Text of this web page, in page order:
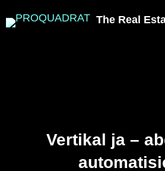
The Real
Vertikal ja –